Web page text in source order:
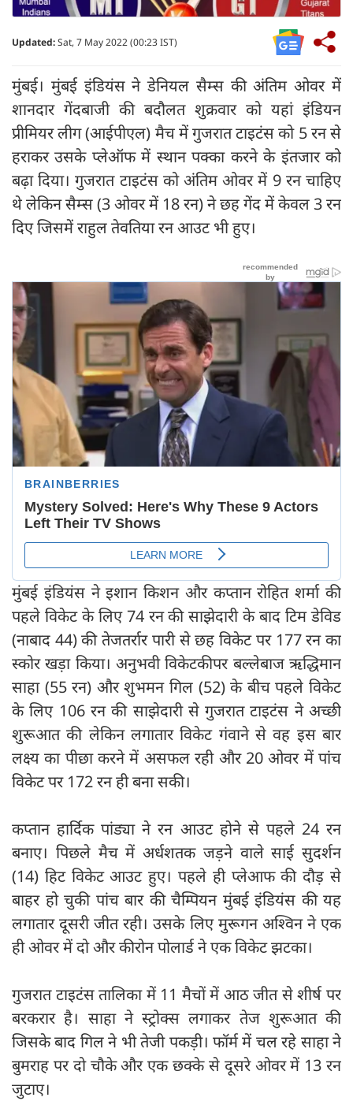
Updated:Sat, 7 May 2022 (00:23 IST)
मुंबई। मुंबई इंडियंस ने डेनियल सैम्स की अंतिम ओवर में
शानदार गेंदबाजी की बदौलत शुक्रवार को यहां इंडियन
प्रीमियर लीग (आईपीएल) मैच में गुजरात टाइटंस को 5 रन से
हराकर उसके प्लेऑफ में स्थान पक्का करने के इंतजार को
बढ़ा दिया। गुजरात टाइटंस को अंतिम ओवर में 9 रन चाहिए
थे लेकिन सैम्स (3 ओवर में 18 रन) ने छह गेंद में केवल 3 रन
दिए जिसमें राहुल तेवतिया रन आउट भी हुए।
मुंबई इंडियंस ने इशान किशन और कप्तान रोहित शर्मा की
पहले विकेट के लिए 74 रन की साझेदारी के बाद टिम डेविड
(नाबाद 44) की तेजतर्रार पारी से छह विकेट पर 177 रन का
स्कोर खड़ा किया। अनुभवी विकेटकीपर बल्लेबाज ऋद्धिमान
साहा (55 रन) और शुभमन गिल (52) के बीच पहले विकेट
के लिए 106 रन की साझेदारी से गुजरात टाइटंस ने अच्छी
शुरूआत की लेकिन लगातार विकेट गंवाने से वह इस बार
लक्ष्य का पीछा करने में असफल रही और 20 ओवर में पांच
विकेट पर 172 रन ही बना सकी।
कप्तान हार्दिक पांड्या ने रन आउट होने से पहले 24 रन
बनाए। पिछले मैच में अर्धशतक जड़ने वाले साई सुदर्शन
(14) हिट विकेट आउट हुए। पहले ही प्लेआफ की दौड़ से
बाहर हो चुकी पांच बार की चैम्पियन मुंबई इंडियंस की यह
लगातार दूसरी जीत रही। उसके लिए मुरूगन अश्विन ने एक
ही ओवर में दो और कीरोन पोलार्ड ने एक विकेट झटका।
गुजरात टाइटंस तालिका में 11 मैचों में आठ जीत से शीर्ष पर
बरकरार है। साहा ने स्ट्रोक्स लगाकर तेज शुरूआत की
जिसके बाद गिल ने भी तेजी पकड़ी। फॉर्म में चल रहे साहा ने
बुमराह पर दो चौके और एक छक्के से दूसरे ओवर में 13 रन
जुटाए।